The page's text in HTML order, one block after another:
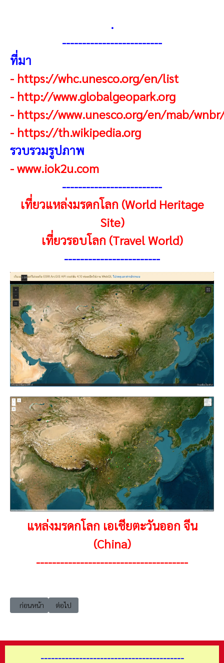
.
-------------------------
ที่มา
- https://whc.unesco.org/en/list
- http://www.globalgeopark.org
- https://www.unesco.org/en/mab/
- https://th.wikipedia.org
รวบรวมรูปภาพ
-www.iok2u.com
-------------------------
เที่ยวแหล่งมรดกโลก (World Heritage
Site)
เที่ยวรอบโลก (Travel World)
------------------------
แหล่งมรดกโลก เอเชียตะวันออก จีน
(China)
--------------------------------------
เนื้อหาก่อนหน้า: แหล่งมรดกโลก เอเชียตะวันออก จีน 1987 เขาไท่ซาน
ก่อนหน้า เนื้อหาถัดไป: แหล่งมรดกโลก เอเชียตะวันออก จีน 1987 พร
ต่อไป
-----------------------------------------